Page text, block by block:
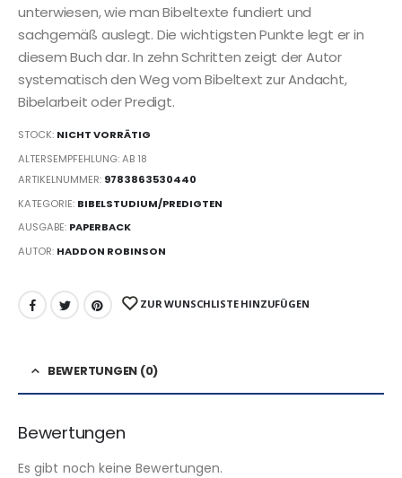
unterwiesen, wie man Bibeltexte fundiert und
sachgemäß auslegt. Die wichtigsten Punkte legt er in
diesem Buch dar. In zehn Schritten zeigt der Autor
systematisch den Weg vom Bibeltext zur Andacht,
Bibelarbeit oder Predigt.
STOCK: NICHT VORRÄTIG
ALTERSEMPFEHLUNG: AB 18
ARTIKELNUMMER: 9783863530440
KATEGORIE: BIBELSTUDIUM/PREDIGTEN
AUSGABE: PAPERBACK
AUTOR: HADDON ROBINSON
ZUR WUNSCHLISTE HINZUFÜGEN
BEWERTUNGEN (0)
Bewertungen
Es gibt noch keine Bewertungen.